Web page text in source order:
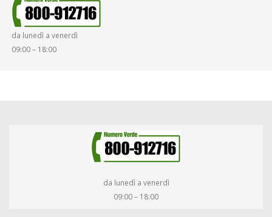
SMARRIMENTO OGGETTI
da lunedì a venerdì
09:00 – 18:00
da lunedì a venerdì
09:00 – 18:00